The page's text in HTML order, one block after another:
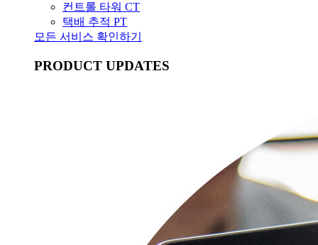
컨트롤 타워 CT
택배 추적 PT
모든 서비스 확인하기
PRODUCT UPDATES